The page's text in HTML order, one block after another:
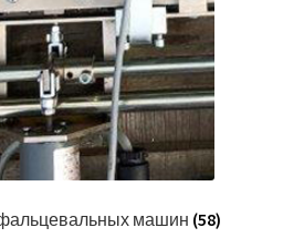
машин (58)